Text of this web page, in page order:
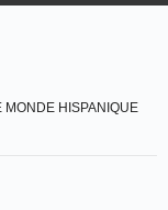
HISPANIQUE